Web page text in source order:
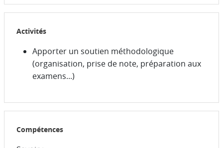
Activités
Apporter un soutien méthodologique
(organisation, prise de note, préparation aux
examens...)
Compétences